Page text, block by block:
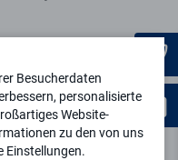
Besucherdaten
personalisierte
Website-
zu den von uns
Einstellungen.